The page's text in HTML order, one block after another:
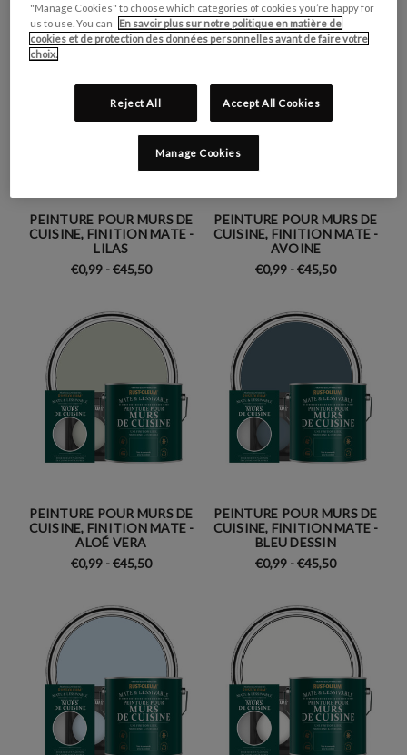
PEINTURE POUR MURS DE
CUISINE, FINITION MATE -
LILAS
€0,99 - €45,50
PEINTURE POUR MURS DE
CUISINE, FINITION MATE -
AVOINE
€0,99 - €45,50
PEINTURE POUR MURS DE
CUISINE, FINITION MATE -
ALOÉ VERA
€0,99 - €45,50
PEINTURE POUR MURS DE
CUISINE, FINITION MATE -
BLEU DESSIN
€0,99 - €45,50
"Manage Cookies" to choose which categories of cookies you’re happy for
us to use. You can
En savoir plus sur notre politique en matière de
cookies et de protection des données personnelles avant de faire votre
choix.
Reject All Accept All Cookies
Manage Cookies